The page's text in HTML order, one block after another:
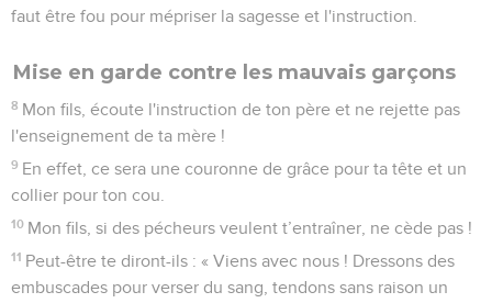
faut être fou pour mépriser la sagesse et l'instruction.
Mise en garde contre les mauvais garçons
8 Mon fils, écoute l'instruction de ton père et ne rejette pas
l'enseignement de ta mère !
9 En effet, ce sera une couronne de grâce pour ta tête et un
collier pour ton cou.
10 Mon fils, si des pécheurs veulent t’entraîner, ne cède pas !
11 Peut-être te diront-ils : « Viens avec nous ! Dressons des
embuscades pour verser du sang, tendons sans raison un